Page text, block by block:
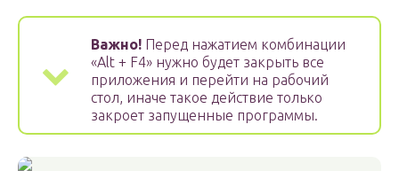
Важно! Перед нажатием комбинации
«Alt + F4» нужно будет закрыть все
приложения и перейти на рабочий
стол, иначе такое действие только
закроет запущенные программы.